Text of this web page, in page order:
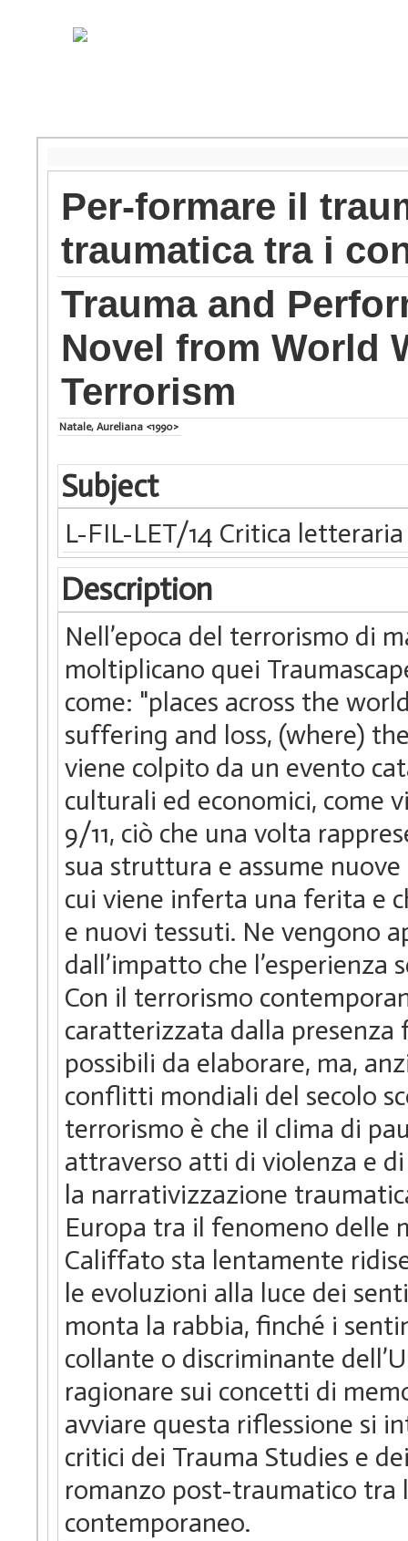
Per-formare il
traumatica tra i
Trauma and
Novel from World
Terrorism
Natale, Aureliana <1990>
Subject
L-FIL-LET/14 Critica
Description
Nell’epoca del terrorismo di
moltiplicano quei
come: "places across the
suffering and loss, (where)
viene colpito da un evento
culturali ed economici, come
9/11, ciò che una volta
sua struttura e assume
cui viene inferta una ferita e
e nuovi tessuti. Ne vengono
dall’impatto che
Con il terrorismo
caratterizzata dalla
possibili da elaborare, ma,
conflitti mondiali del secolo
terrorismo è che il clima di
attraverso atti di violenza e
la narrativizzazione
Europa tra il fenomeno delle
Califfato sta lentamente
le evoluzioni alla luce dei
monta la rabbia, finché i
collante o discriminante
ragionare sui concetti di
avviare questa riflessione si
critici dei Trauma Studies e
romanzo post-traumatico tra
contemporaneo.